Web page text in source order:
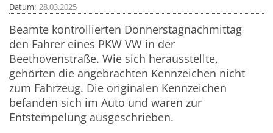
Datum 28.03.2025
Beamte kontrollierten Donnerstagnachmittag
den Fahrer eines PKW VW in der
Beethovenstraße. Wie sich herausstellte,
gehörten die angebrachten Kennzeichen nicht
zum Fahrzeug. Die originalen Kennzeichen
befanden sich im Auto und waren zur
Entstempelung ausgeschrieben.